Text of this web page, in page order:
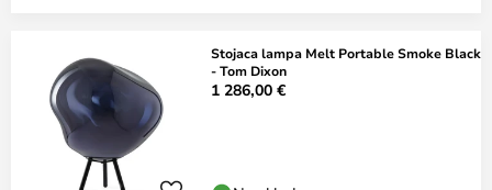
Stojaca lampa Melt Portable Smoke Black
- Tom Dixon
1 286,00 €